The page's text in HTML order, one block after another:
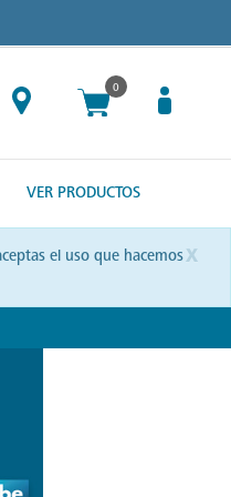
0
VER PRODUCTOS
x
el uso que hacemos